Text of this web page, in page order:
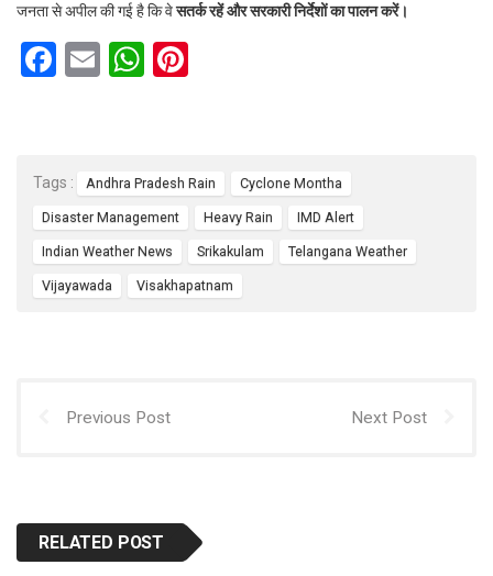
जनता से अपील की गई है कि वेसतर्क रहें और सरकारी निर्देशों का पालन करें।
F
o
o
k
E
W
A
p
p
t
Tags : Andhra Pradesh Rain Cyclone Montha
Disaster Management Heavy Rain IMD Alert
Indian Weather News Srikakulam Telangana Weather
Vijayawada Visakhapatnam
Previous Post Next Post
RELATED POST